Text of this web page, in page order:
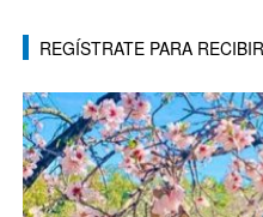
REGÍSTRATE PARA